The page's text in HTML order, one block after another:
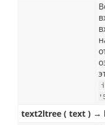
text2ltree ( text ) →